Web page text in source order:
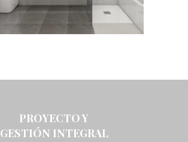
PROYECTO Y
GESTIÓN INTEGRAL